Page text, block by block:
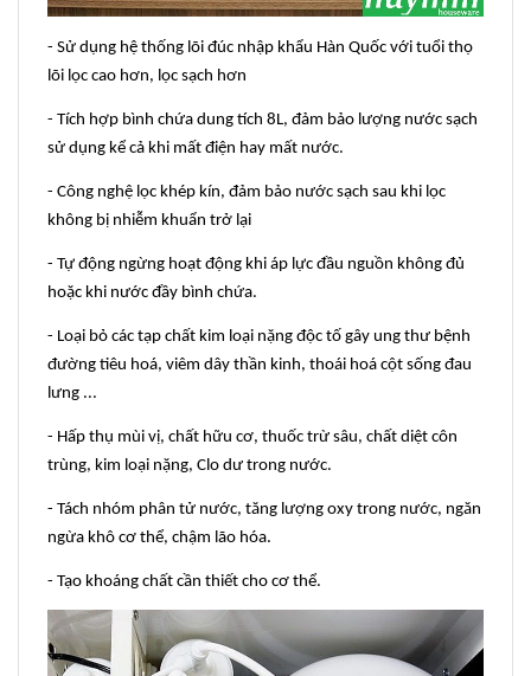
- Sử dụng hệ thống lõi đúc nhập khẩu Hàn Quốc với tuổi thọ
lõi lọc cao hơn, lọc sạch hơn
- Tích hợp bình chứa dung tích 8L, đảm bảo lượng nước sạch
sử dụng kể cả khi mất điện hay mất nước.
- Công nghệ lọc khép kín, đảm bảo nước sạch sau khi lọc
không bị nhiễm khuẩn trở lại
- Tự động ngừng hoạt động khi áp lực đầu nguồn không đủ
hoặc khi nước đầy bình chứa.
- Loại bỏ các tạp chất kim loại nặng độc tố gây ung thư bệnh
đường tiêu hoá, viêm dây thần kinh, thoái hoá cột sống đau
lưng ...
- Hấp thụ mùi vị, chất hữu cơ, thuốc trừ sâu, chất diệt côn
trùng, kim loại nặng, Clo dư trong nước.
- Tách nhóm phân tử nước, tăng lượng oxy trong nước, ngăn
ngừa khô cơ thể, chậm lão hóa.
- Tạo khoáng chất cần thiết cho cơ thể.